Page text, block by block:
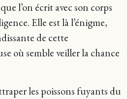
l’on écrit avec son corps
Elle est là l’énigme,
de cette
où semble veiller la chance
les poissons fuyants du